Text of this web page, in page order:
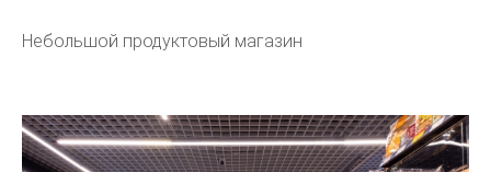
Небольшой продуктовый магазин